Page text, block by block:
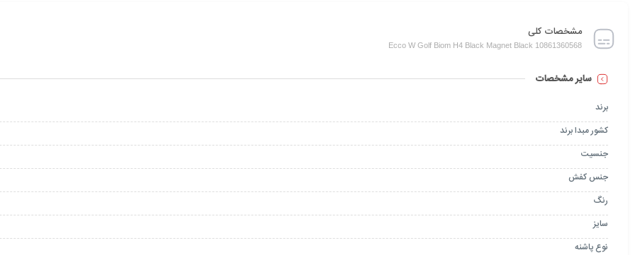
مشخصات کلی
Ecco W Golf Biom H4 Black Magnet Black 10861360568
سایر مشخصات
برند
کشور مبدا برند
جنسیت
جنس کفش
رنگ
سایز
نوع پاشنه